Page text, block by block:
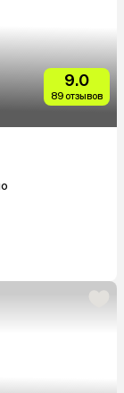
9.0
89 отзывов